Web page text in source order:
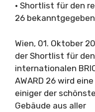
• Shortlist für den
26 bekanntgegeben
Wien, 01. Oktober
der Shortlist für
internationalen
AWARD 26 wird
einiger der
Gebäude aus aller